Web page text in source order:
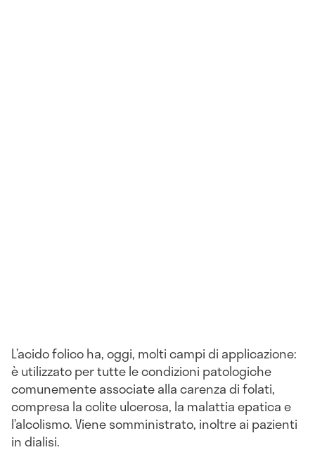
L’acido folico ha, oggi, molti campi di applicazione:
è utilizzato per tutte le condizioni patologiche
comunemente associate alla carenza di folati,
compresa la colite ulcerosa, la malattia epatica e
l’alcolismo. Viene somministrato, inoltre ai pazienti
in dialisi.